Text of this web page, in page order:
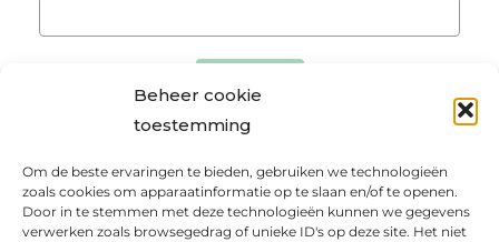
Beheer cookie
toestemming
Om de beste ervaringen te bieden, gebruiken we technologieën
zoals cookies om apparaatinformatie op te slaan en/of te openen.
Door in te stemmen met deze technologieën kunnen we gegevens
verwerken zoals browsegedrag of unieke ID's op deze site. Het niet
Privacybeleid
Voorwaarden Matchmaking
Cookie Policy
Klantenportaal online programma’s